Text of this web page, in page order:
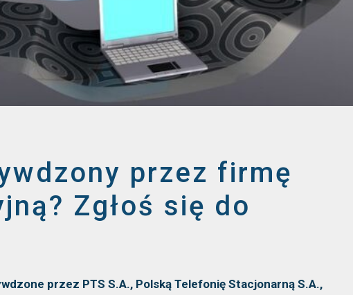
przez firmę
Zgłoś się do
przez PTS S.A., Polską Telefonię Stacjonarną S.A.,